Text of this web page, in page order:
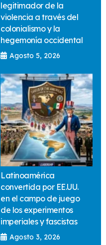
legitimador de la
violencia a través del
colonialismo y la
hegemonía occidental
Agosto 5, 2026
Latinoamérica
convertida por EE.UU.
en el campo de juego
de los experimentos
imperiales y fascistas
Agosto 3, 2026